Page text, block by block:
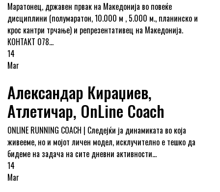
Маратонец, државен првак на Македонија во повеќе
дисциплини (полумаратон, 10.000 м , 5.000 м., планинско и
крос кантри трчање) и репрезентативец на Македонија.
КОНТАКТ 078...
14
Mar
Александар Кираџиев,
Атлетичар, OnLine Coach
ONLINE RUNNING COACH | Следејќи ја динамиката во која
живееме, но и мојот личен модел, исклучително е тешко да
бидеме на задача на сите дневни активности...
14
Mar